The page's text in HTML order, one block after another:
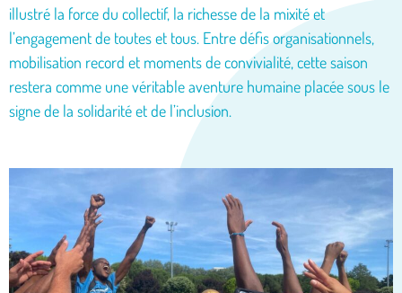
illustré la force du collectif, la richesse de la mixité et
l’engagement de toutes et tous. Entre défis organisationnels,
mobilisation record et moments de convivialité, cette saison
restera comme une véritable aventure humaine placée sous le
signe de la solidarité et de l’inclusion.